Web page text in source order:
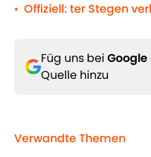
• Offiziell: ter Stegen
Füg uns bei Google
Quelle hinzu
Verwandte Themen